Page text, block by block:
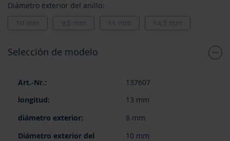
Diámetro exterior del anillo:
10 mm
9,5 mm 11 mm 14,5 mm
Selección de modelo
artículos
agrupados
137607
13 mm
8 mm
10 mm